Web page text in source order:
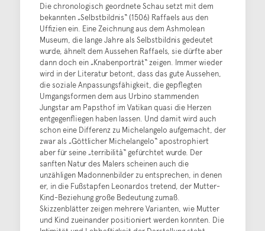
Die chronologisch geordnete Schau setzt mit dem
bekannten „Selbstbildnis“ (1506) Raffaels aus den
Uffizien ein. Eine Zeichnung aus dem Ashmolean
Museum, die lange Jahre als Selbstbildnis gedeutet
wurde, ähnelt dem Aussehen Raffaels, sie dürfte aber
dann doch ein „Knabenporträt“ zeigen. Immer wieder
wird in der Literatur betont, dass das gute Aussehen,
die soziale Anpassungsfähigkeit, die gepflegten
Umgangsformen dem aus Urbino stammenden
Jungstar am Papsthof im Vatikan quasi die Herzen
entgegenfliegen haben lassen. Und damit wird auch
schon eine Differenz zu Michelangelo aufgemacht, der
zwar als „Göttlicher Michelangelo“ apostrophiert
aber für seine „terribilità“ gefürchtet wurde. Der
sanften Natur des Malers scheinen auch die
unzähligen Madonnenbilder zu entsprechen, in denen
er, in die Fußstapfen Leonardos tretend, der Mutter-
Kind-Beziehung große Bedeutung zumaß.
Skizzenblätter zeigen mehrere Varianten, wie Mutter
und Kind zueinander positioniert werden konnten. Die